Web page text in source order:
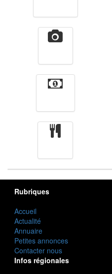
Rubriques
Accueil
Actualité
Annuaire
Petites annonces
Contacter nous
Infos régionales